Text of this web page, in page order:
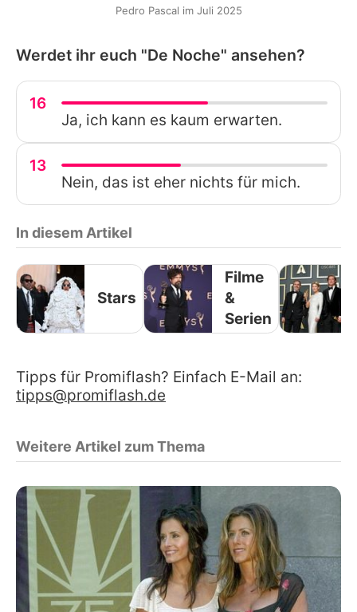
Pedro Pascal im Juli 2025
Werdet ihr euch "De Noche" ansehen?
16
Ja, ich kann es kaum erwarten.
13
Nein, das ist eher nichts für mich.
In diesem Artikel
Stars
Filme
&
Serien
Tipps für Promiflash? Einfach E-Mail an:
tipps@promiflash.de
Weitere Artikel zum Thema